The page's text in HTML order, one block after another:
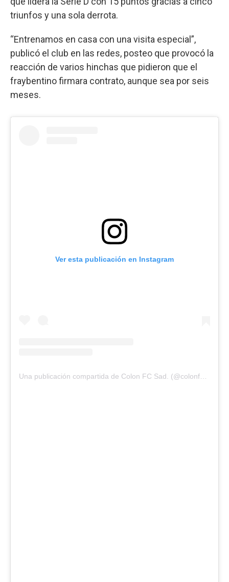
triunfos y una sola derrota.
“Entrenamos en casa con una visita especial”,
publicó el club en las redes, posteo que provocó la
reacción de varios hinchas que pidieron que el
fraybentino firmara contrato, aunque sea por seis
meses.
Ver esta publicación en Instagram